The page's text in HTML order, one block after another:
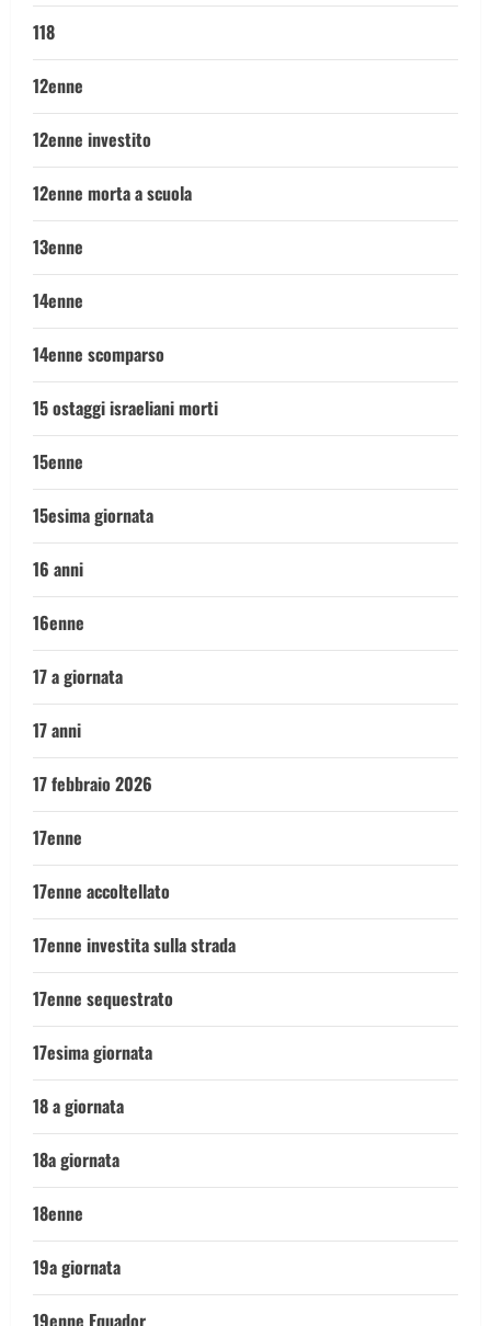
118
12enne
12enne investito
12enne morta a scuola
13enne
14enne
14enne scomparso
15 ostaggi israeliani morti
15enne
15esima giornata
16 anni
16enne
17 a giornata
17 anni
17 febbraio 2026
17enne
17enne accoltellato
17enne investita sulla strada
17enne sequestrato
17esima giornata
18 a giornata
18a giornata
18enne
19a giornata
19enne Equador